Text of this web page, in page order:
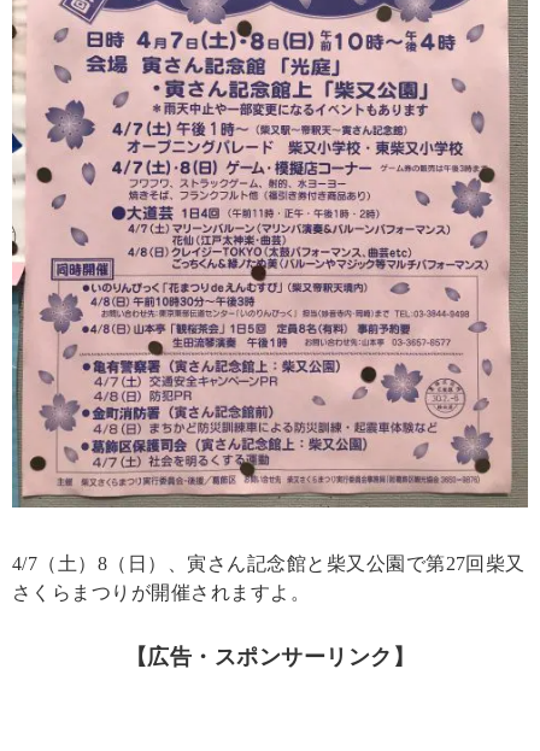
4/7（土）8（日）、寅さん記念館と柴又公園で第27回柴又
さくらまつりが開催されますよ。
【広告・スポンサーリンク】